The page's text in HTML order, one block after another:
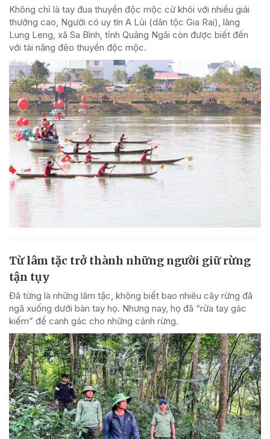
Không chỉ là tay đua thuyền độc mộc cừ khôi với nhiều giải
thưởng cao, Người có uy tín A Lủi (dân tộc Gia Rai), làng
Lung Leng, xã Sa Bình, tỉnh Quảng Ngãi còn được biết đến
với tài năng đẽo thuyền độc mộc.
Từ lâm tặc trở thành những người giữ rừng
tận tụy
Đã từng là những lâm tặc, không biết bao nhiêu cây rừng đã
ngã xuống dưới bàn tay họ. Nhưng nay, họ đã “rửa tay gác
kiếm” để canh gác cho những cánh rừng.